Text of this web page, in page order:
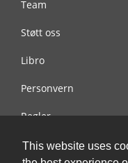
This website uses
Team
Støtt oss
Libro
Personvern
Regler
Kontakt oss